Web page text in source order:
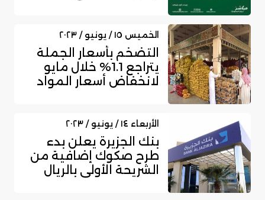
الخميس ١٥ / يونيو / ٢٠٢٣
التضخم بأسعار الجملة
يتراجع 1.1% خلال مايو
لانخفاض أسعار المواد
الأربعاء ١٤ / يونيو / ٢٠٢٣
بنك الجزيرة يعلن بدء
طرح صكوك إضافية من
الشريحة الأولى بالريال